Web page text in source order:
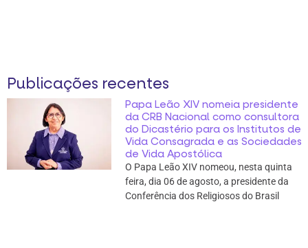
Publicações recentes
Papa Leão XIV nomeia presidente
da CRB Nacional como consultora
do Dicastério para os Institutos de
Vida Consagrada e as Sociedades
de Vida Apostólica
O Papa Leão XIV nomeou, nesta quinta
feira, dia 06 de agosto, a presidente da
Conferência dos Religiosos do Brasil